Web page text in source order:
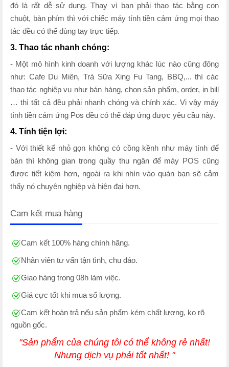
đó là rất dễ sử dụng. Thay vì bạn phải thao tác bằng con
chuột, bàn phím thì với chiếc máy tính tiền cảm ứng mọi thao
tác đều có thể dùng tay trực tiếp.
3. Thao tác nhanh chóng:
- Một mô hình kinh doanh với lượng khác lúc nào cũng đông
như: Cafe Du Miên, Trà Sữa Xing Fu Tang, BBQ,... thì các
thao tác nghiệp vụ như bán hàng, chọn sản phẩm, order, in bill
… thì tất cả đều phải nhanh chóng và chính xác. Vi vậy máy
tính tiền cảm ứng Pos đều có thể đáp ứng được yêu cầu này.
4. Tính tiện lợi:
- Với thiết kế nhỏ gọn không có cồng kềnh như máy tính để
bàn thì không gian trong quầy thu ngân để máy POS cũng
được tiết kiệm hơn, ngoài ra khi nhìn vào quán bạn sẽ cảm
thấy nó chuyên nghiệp và hiện đại hơn.
Cam kết mua hàng
Cam kết 100% hàng chính hãng.
Nhân viên tư vấn tận tình, chu đáo.
Giao hàng trong 08h làm việc.
Giá cực tốt khi mua số lượng.
Cam kết hoàn trả nếu sản phẩm kém chất lượng, ko rõ
nguồn gốc.
"Sản phẩm của chúng tôi có thể không rẻ nhất!
Nhưng dịch vụ phải tốt nhất! "